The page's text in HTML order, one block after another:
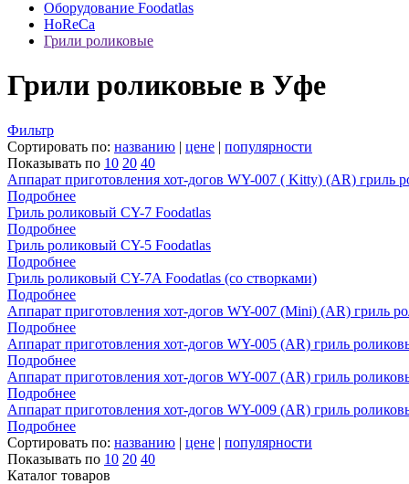
Оборудование Foodatlas
HoReCa
Грили роликовые
Грили роликовые в Уфе
Фильтр
Сортировать по: названию | цене | популярности
Показывать по 10 20 40
Аппарат приготовления хот-догов WY-007 ( Kitty) (AR) гриль
Подробнее
Гриль роликовый CY-7 Foodatlas
Подробнее
Гриль роликовый CY-5 Foodatlas
Подробнее
Гриль роликовый CY-7A Foodatlas (со створками)
Подробнее
Аппарат приготовления хот-догов WY-007 (Mini) (AR) гриль
Подробнее
Аппарат приготовления хот-догов WY-005 (AR) гриль
Подробнее
Аппарат приготовления хот-догов WY-007 (AR) гриль
Подробнее
Аппарат приготовления хот-догов WY-009 (AR) гриль
Подробнее
Сортировать по: названию | цене | популярности
Показывать по 10 20 40
Каталог товаров